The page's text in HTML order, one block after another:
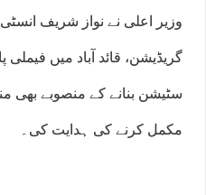
وزیر اعلی نے نواز شریف
گریڈیشن، قائد آباد میں فیملی
مکمل کرنے کی ہدایت کی۔